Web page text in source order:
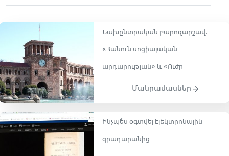
Նախընտրական քարոզարշավ․
«Հանուն սոցիալական
արդարության» և «Ուժը
Մանրամասներ
Ինչպե՞ս օգտվել էլեկտրոնային
գրադարանից